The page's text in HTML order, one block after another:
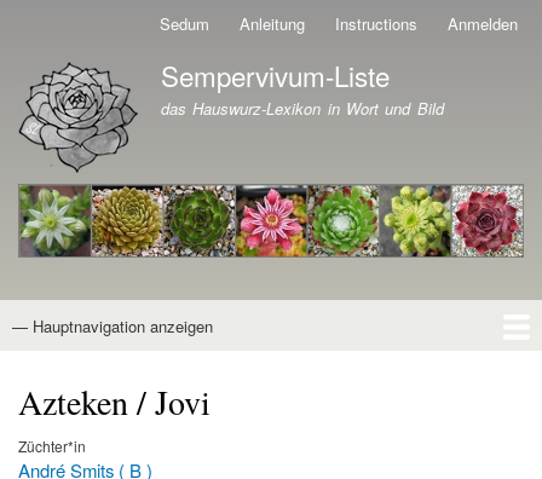
Direkt
zum
Inhalt
Sedum Anleitung Instructions Anmelden
Branding der Website
Sempervivum-Liste
das Hauswurz-Lexikon in Wort und Bild
Hauptnavigation
— Hauptnavigation anzeigen
Azteken / Jovi
Züchter*in
André Smits ( B )